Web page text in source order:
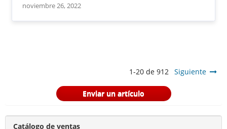
noviembre 26, 2022
1-20 de 912 Siguiente
Enviar un artículo
Catálogo de ventas